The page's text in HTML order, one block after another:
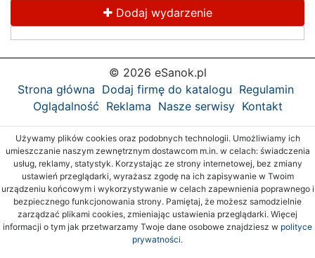
Dodaj wydarzenie
© 2026 eSanok.pl
Strona główna Dodaj firmę do katalogu Regulamin
Oglądalność Reklama Nasze serwisy Kontakt
Używamy plików cookies oraz podobnych technologii. Umożliwiamy ich
umieszczanie naszym zewnętrznym dostawcom m.in. w celach: świadczenia
usług, reklamy, statystyk. Korzystając ze strony internetowej, bez zmiany
ustawień przeglądarki, wyrażasz zgodę na ich zapisywanie w Twoim
urządzeniu końcowym i wykorzystywanie w celach zapewnienia poprawnego i
bezpiecznego funkcjonowania strony. Pamiętaj, że możesz samodzielnie
zarządzać plikami cookies, zmieniając ustawienia przeglądarki. Więcej
informacji o tym jak przetwarzamy Twoje dane osobowe znajdziesz w polityce
prywatności.